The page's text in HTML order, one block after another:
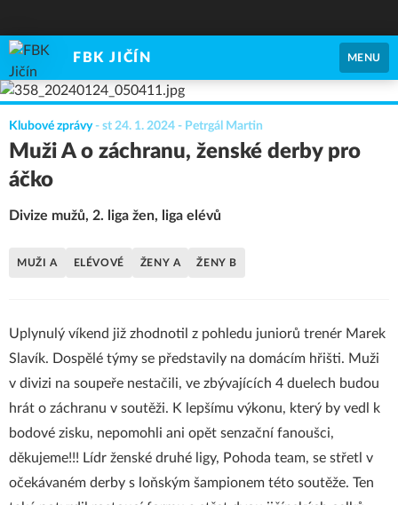
FBK JIČÍN MENU
Klubové zprávy- st 24. 1. 2024 - Petrgál Martin
Muži A o záchranu, ženské derby pro
áčko
Divize mužů, 2. liga žen, liga elévů
MUŽI A ELÉVOVÉ ŽENY A ŽENY B
Uplynulý víkend již zhodnotil z pohledu juniorů trenér Marek
Slavík. Dospělé týmy se představily na domácím hřišti. Muži
v divizi na soupeře nestačili, ve zbývajících 4 duelech budou
hrát o záchranu v soutěži. K lepšímu výkonu, který by vedl k
bodové zisku, nepomohli ani opět senzační fanoušci,
děkujeme!!! Lídr ženské druhé ligy, Pohoda team, se střetl v
očekávaném derby s loňským šampionem této soutěže. Ten